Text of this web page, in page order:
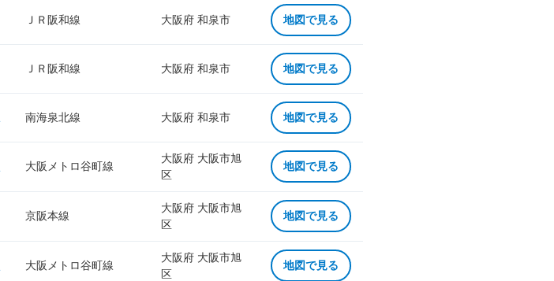
ＪＲ阪和線 大阪府 和泉市 地図で見る
ＪＲ阪和線 大阪府 和泉市 地図で見る
南海泉北線 大阪府 和泉市 地図で見る
大阪メトロ谷町線
大阪府 大阪市旭
区
地図で見る
京阪本線
大阪府 大阪市旭
区
地図で見る
大阪メトロ谷町線
大阪府 大阪市旭
区
地図で見る